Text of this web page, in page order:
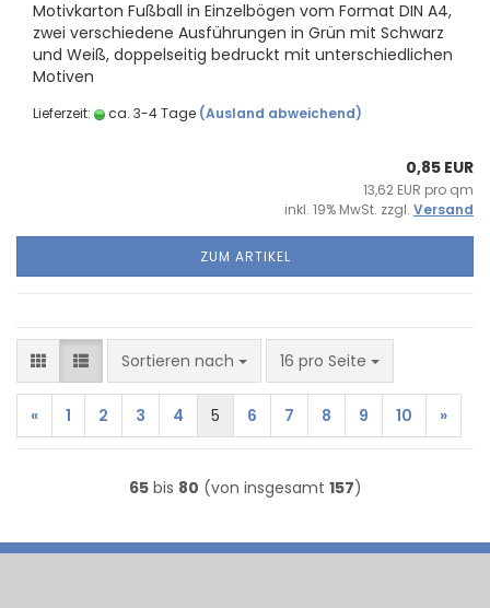
Mo­tiv­kar­ton Fuß­ball in Ein­zel­bö­gen vom For­mat DIN A4,
zwei ver­schie­de­ne Aus­füh­run­gen in Grün mit Schwarz
und Weiß, dop­pel­sei­tig be­druckt mit un­ter­schied­li­chen
Mo­ti­ven
Lieferzeit: ca. 3-4 Tage (Ausland abweichend)
0,85 EUR
13,62 EUR pro qm
inkl. 19% MwSt. zzgl. Versand
ZUM ARTIKEL
Sortieren nach
Sortieren nach 16 pro Seite
pro Seite
« 1 2 3 4 5 6 7 8 9 10 »
65bis 80 (von insgesamt 157)